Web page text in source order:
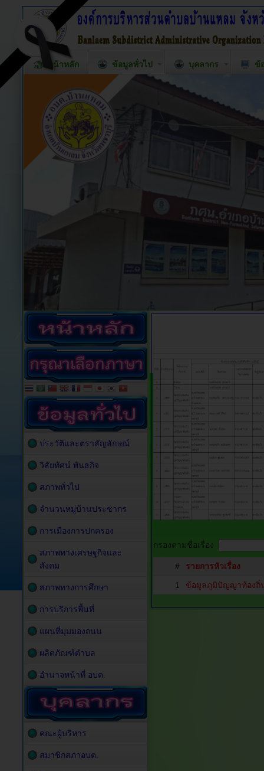
หน้าหลัก ข้อมูลทั่วไป บุคลากร ข้
กรองตามชื่อเรื่อง
#
รายการหัวเรื่อง
1
ข้อมูลภูมิปัญญาท้องถิ่
ประวัติและตราสัญลักษณ์
วิสัยทัศน์ พันธกิจ
สภาพทั่วไป
จำนวนหมู่บ้านประชากร
การเมืองการปกครอง
สภาพทางเศรษฐกิจและ
สังคม
สภาพทางการศึกษา
การบริการพื้นที่
แผนที่มุมมองถนน
ผลิตภัณฑ์ตำบล
อำนาจหน้าที่ อบต.
คณะผู้บริหาร
สมาชิกสภาอบต.